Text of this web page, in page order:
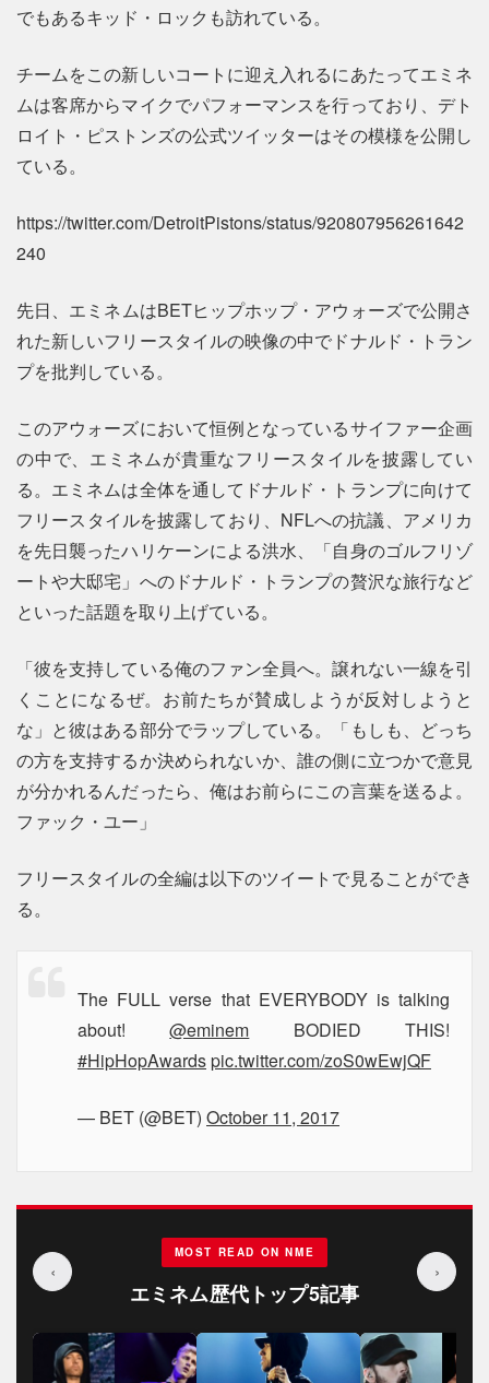
でもあるキッド・ロックも訪れている。
チームをこの新しいコートに迎え入れるにあたってエミネ
ムは客席からマイクでパフォーマンスを行っており、デト
ロイト・ピストンズの公式ツイッターはその模様を公開し
ている。
https://twitter.com/DetroitPistons/status/920807956261642
240
先日、エミネムはBETヒップホップ・アウォーズで公開さ
れた新しいフリースタイルの映像の中でドナルド・トラン
プを批判している。
このアウォーズにおいて恒例となっているサイファー企画
の中で、エミネムが貴重なフリースタイルを披露してい
る。エミネムは全体を通してドナルド・トランプに向けて
フリースタイルを披露しており、NFLへの抗議、アメリカ
を先日襲ったハリケーンによる洪水、「自身のゴルフリゾ
ートや大邸宅」へのドナルド・トランプの贅沢な旅行など
といった話題を取り上げている。
「彼を支持している俺のファン全員へ。譲れない一線を引
くことになるぜ。お前たちが賛成しようが反対しようと
な」と彼はある部分でラップしている。「もしも、どっち
の方を支持するか決められないか、誰の側に立つかで意見
が分かれるんだったら、俺はお前らにこの言葉を送るよ。
ファック・ユー」
フリースタイルの全編は以下のツイートで見ることができ
る。
The FULL verse that EVERYBODY is talking
about!@eminem BODIED THIS!
#HipHopAwardspic.twitter.com/zoS0wEwjQF
— BET (@BET) October 11, 2017
‹
MOST READ ON NME
エミネム歴代トップ5記事
›